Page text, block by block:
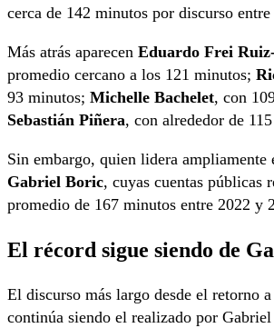
cerca de 142 minutos por discurso
Más atrás aparecen Eduardo Frei
promedio cercano a los 121 minutos;
93 minutos; Michelle Bachelet, con
Sebastián Piñera, con alrededor de
Sin embargo, quien lidera ampliamente
Gabriel Boric, cuyas cuentas públicas
promedio de 167 minutos entre 2022 y
El récord sigue siendo de
El discurso más largo desde el retorno
continúa siendo el realizado por